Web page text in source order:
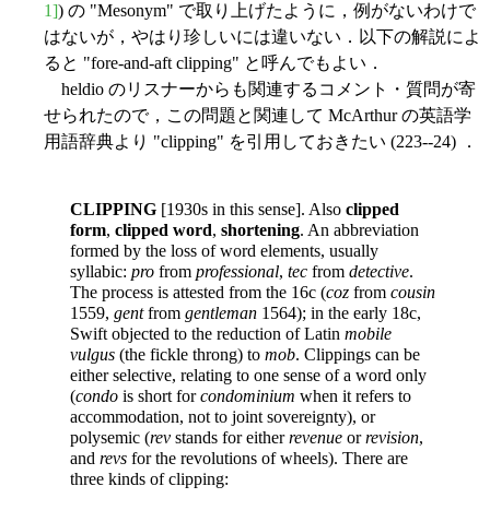
1]) の "Mesonym" で取り上げたように，例がないわけで
はないが，やはり珍しいには違いない．以下の解説によ
ると "fore-and-aft clipping" と呼んでもよい．
heldio のリスナーからも関連するコメント・質問が寄
せられたので，この問題と関連して McArthur の英語学
用語辞典より "clipping" を引用しておきたい (223--24) ．
CLIPPING [1930s in this sense]. Also clipped
form, clipped word, shortening. An abbreviation
formed by the loss of word elements, usually
syllabic: pro from professional, tec from detective.
The process is attested from the 16c (coz from cousin
1559, gentfrom gentleman 1564); in the early 18c,
Swift objected to the reduction of Latin mobile
vulgus (the fickle throng) to mob. Clippings can be
either selective, relating to one sense of a word only
(condo is short forcondominium when it refers to
accommodation, not to joint sovereignty), or
polysemic (rev stands for eitherrevenue orrevision,
and revs for the revolutions of wheels). There are
three kinds of clipping: